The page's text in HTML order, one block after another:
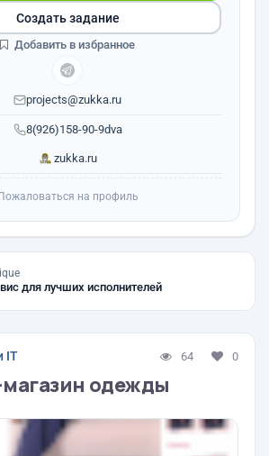
8(926)158-90-9dva
projects@zukka.ru
zukka.ru
Создать задание
Добавить в избранное
Пожаловаться на профиль
для лучших исполнителей
IT 64 0
одежды